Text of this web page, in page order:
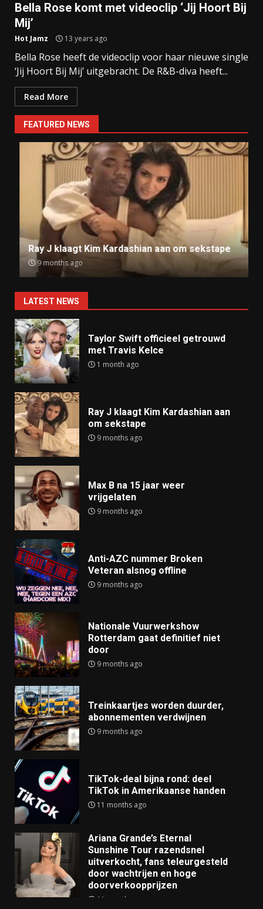
Bella Rose komt met videoclip ‘Jij Hoort Bij
Mij’
Hot Jamz 13 years ago
Bella Rose heeft de videoclip voor haar nieuwe single
‘Jij Hoort Bij Mij’ uitgebracht. De R&B-diva heeft...
Read More
FEATURED NEWS
Ray J klaagt Kim Kardashian aan om sekstape
9 months ago
LATEST NEWS
Taylor Swift officieel getrouwd
met Travis Kelce
1 month ago
Ray J klaagt Kim Kardashian aan
om sekstape
9 months ago
Max B na 15 jaar weer
vrijgelaten
9 months ago
Anti-AZC nummer Broken
Veteran alsnog offline
9 months ago
Nationale Vuurwerkshow
Rotterdam gaat definitief niet
door
9 months ago
Treinkaartjes worden duurder,
abonnementen verdwijnen
9 months ago
TikTok-deal bijna rond: deel
TikTok in Amerikaanse handen
11 months ago
Ariana Grande’s Eternal
Sunshine Tour razendsnel
uitverkocht, fans teleurgesteld
door wachtrijen en hoge
doorverkoopprijzen
11 months ago